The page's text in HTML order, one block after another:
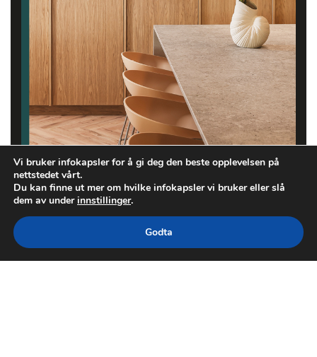
Vi bruker infokapsler for å gi deg den beste opplevelsen på
nettstedet vårt.
Du kan finne ut mer om hvilke infokapsler vi bruker eller slå
dem av underinnstillinger.
Godta